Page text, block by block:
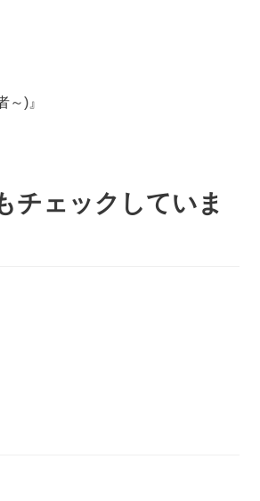
～)』
チェックしていま